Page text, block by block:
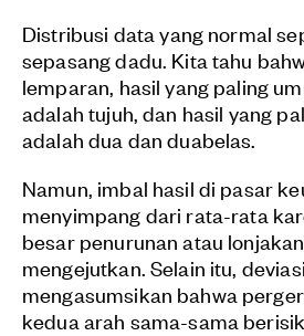
Distribusi data yang normal
sepasang dadu. Kita tahu
lemparan, hasil yang paling
adalah tujuh, dan hasil yang
adalah dua dan duabelas.
Namun, imbal hasil di pasar
menyimpang dari rata-rata
besar penurunan atau
mengejutkan. Selain itu,
mengasumsikan bahwa
kedua arah sama-sama